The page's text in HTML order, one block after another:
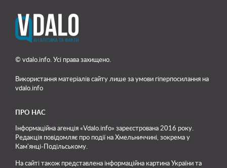
© vdalo.info. Усі права захищено.
Використання матеріалів сайту лише за умови гіперпосилання на
vdalo.info
ПРО НАС
Інформаційна агенція «Vdalo.info» зареєстрована 2016 року.
Редакція повідомляє про події на Хмельниччині, зокрема у
Кам'янці-Подільському.
На сайті також представлена інформаційна картина України та